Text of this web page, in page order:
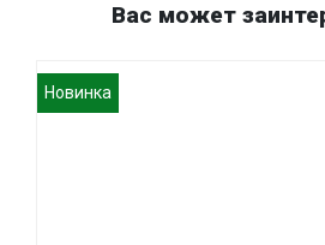
Вас может
Новинка